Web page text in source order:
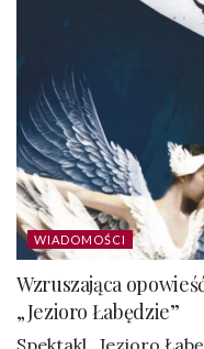
WIADOMOŚCI
Wzruszająca
„Jezioro Łabędzie”
Spektakl „Jezioro